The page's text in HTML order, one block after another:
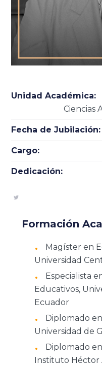
Unidad Académica:
Ciencias
Fecha de Jubilación:
Cargo:
Dedicación:
Formación
Magíster en
Universidad
Especialista
Educativos,
Ecuador
Diplomado
Universidad de
Diplomado
Instituto